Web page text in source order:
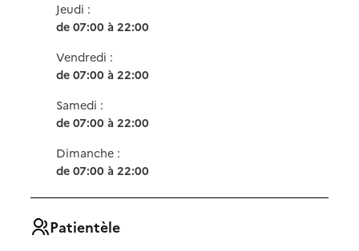
Jeudi :
de 07:00 à 22:00
Vendredi :
de 07:00 à 22:00
Samedi :
de 07:00 à 22:00
Dimanche :
de 07:00 à 22:00
Patientèle